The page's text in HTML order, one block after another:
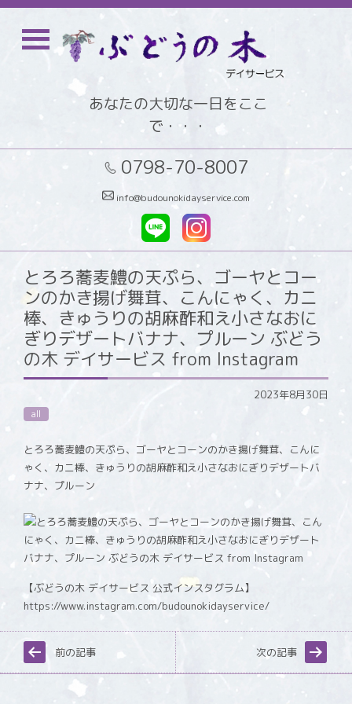
あなたの大切な一日をここ
で・・・
0798-70-8007
info@budounokidayservice.com
とろろ蕎麦鱧の天ぷら、ゴーヤとコー
ンのかき揚げ舞茸、こんにゃく、カニ
棒、きゅうりの胡麻酢和え小さなおに
ぎりデザートバナナ、プルーン ぶどう
の木 デイサービス from Instagram
2023年8月30日
all
とろろ蕎麦鱧の天ぷら、ゴーヤとコーンのかき揚げ舞茸、こんに
ゃく、カニ棒、きゅうりの胡麻酢和え小さなおにぎりデザートバ
ナナ、プルーン
【ぶどうの木 デイサービス 公式インスタグラム】
https://www.instagram.com/budounokidayservice/
前の記事 次の記事